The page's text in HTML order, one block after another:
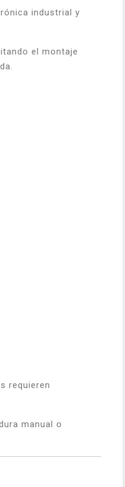
industrial y
el montaje
requieren
manual o